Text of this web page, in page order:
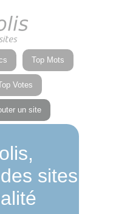
Top Mots
Votes
un site
sites